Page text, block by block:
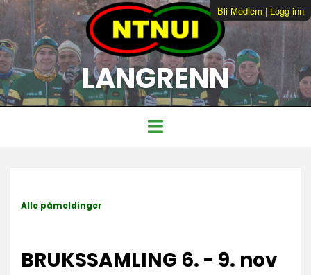
LANGRENN
Bli Medlem | Logg inn
Alle påmeldinger
BRUKSSAMLING 6. - 9. nov